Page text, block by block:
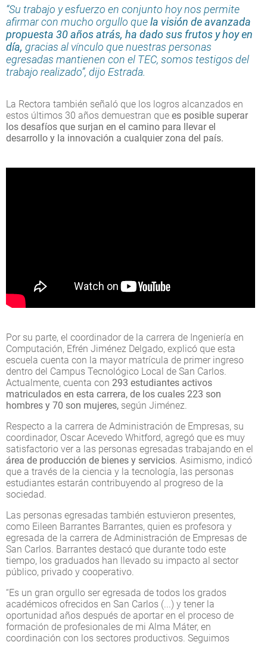
“Su trabajo y esfuerzo en conjunto hoy nos permite
afirmar con mucho orgullo quela visión de avanzada
propuesta 30 años atrás, ha dado sus frutos y hoy en
día, gracias al vínculo que nuestras personas
egresadas mantienen con el TEC, somos testigos del
trabajo realizado”, dijo Estrada.
La Rectora también señaló que los logros alcanzados en
estos últimos 30 años demuestran que es posible superar
los desafíos que surjan en el camino para llevar el
desarrollo y la innovación a cualquier zona del país.
Por su parte, el coordinador de la carrera de Ingeniería en
Computación, Efrén Jiménez Delgado, explicó que esta
escuela cuenta con la mayor matrícula de primer ingreso
dentro del Campus Tecnológico Local de San Carlos.
Actualmente, cuenta con 293 estudiantes activos
matriculados en esta carrera, de los cuales 223 son
hombres y 70 son mujeres, según Jiménez.
Respecto a la carrera de Administración de Empresas, su
coordinador, Oscar Acevedo Whitford, agregó que es muy
satisfactorio ver a las personas egresadas trabajando en el
área de producción de bienes y servicios. Asimismo, indicó
que a través de la ciencia y la tecnología, las personas
estudiantes estarán contribuyendo al progreso de la
sociedad.
Las personas egresadas también estuvieron presentes,
como Eileen Barrantes Barrantes, quien es profesora y
egresada de la carrera de Administración de Empresas de
San Carlos. Barrantes destacó que durante todo este
tiempo, los graduados han llevado su impacto al sector
público, privado y cooperativo.
“Es un gran orgullo ser egresada de todos los grados
académicos ofrecidos en San Carlos (...) y tener la
oportunidad años después de aportar en el proceso de
formación de profesionales de mi Alma Máter, en
coordinación con los sectores productivos. Seguimos